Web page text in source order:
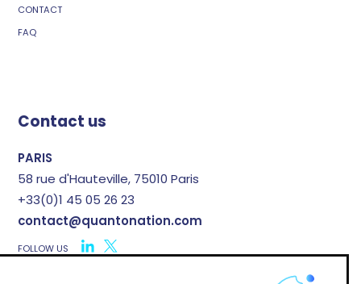
CONTACT
FAQ
Contact us
PARIS
58 rue d'Hauteville, 75010 Paris
+33(0)1 45 05 26 23
contact@quantonation.com
FOLLOW US